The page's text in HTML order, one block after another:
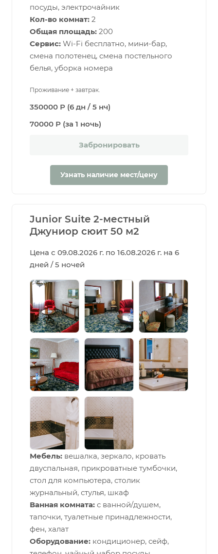
посуды, электрочайник
Кол-во комнат: 2
Общая площадь: 200
Сервис: Wi-Fi бесплатно, мини-бар,
смена полотенец, смена постельного
белья, уборка номера
Проживание + завтрак.
350000 Р (6 дн / 5 нч)
70000 Р (за 1 ночь)
Забронировать
Узнать наличие мест/цену
Junior Suite 2-местный
Джуниор сюит 50 м2
Цена с 09.08.2026 г. по 16.08.2026 г. на 6
дней / 5 ночей
Мебель: вешалка, зеркало, кровать
двуспальная, прикроватные тумбочки,
стол для компьютера, столик
журнальный, стулья, шкаф
Ванная комната: с ванной/душем,
тапочки, туалетные принадлежности,
фен, халат
Оборудование: кондиционер, сейф,